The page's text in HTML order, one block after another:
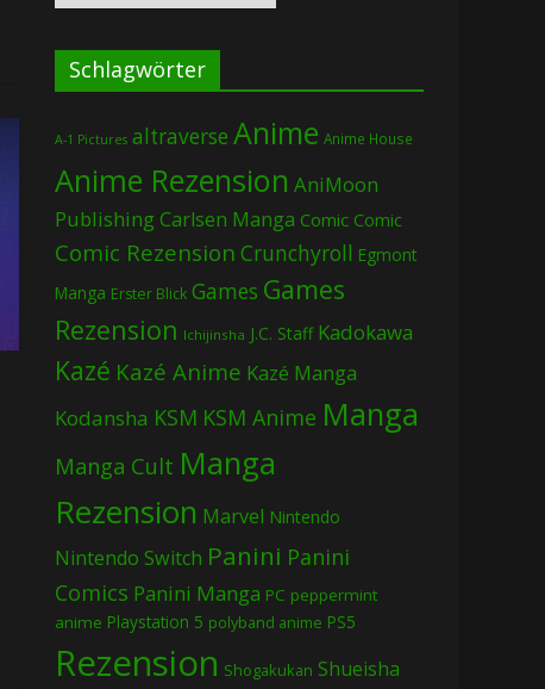
Schlagwörter
A-1 Pictures altraverse Anime Anime House
Anime Rezension AniMoon
PublishingCarlsen Manga Comic Comic
Comic Rezension Crunchyroll Egmont
Manga Erster Blick Games Games
Rezension Ichijinsha J.C. Staff Kadokawa
Kazé Kazé Anime Kazé Manga
Kodansha KSM KSM Anime Manga
Manga Cult Manga
Rezension Marvel Nintendo
Nintendo Switch Panini Panini
Comics Panini Manga PC peppermint
anime Playstation 5 polyband anime PS5
Rezension Shogakukan Shueisha